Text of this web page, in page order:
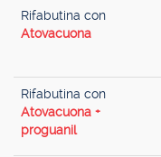
Rifabutina con
Atovacuona
Rifabutina con
Atovacuona +
proguanil